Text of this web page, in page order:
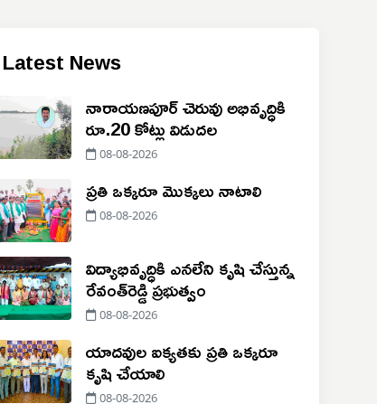
Latest News
నారాయణపూర్ చెరువు అభివృద్ధికి
రూ.20 కోట్లు విడుదల
08-08-2026
ప్రతి ఒక్కరూ మొక్కలు నాటాలి
08-08-2026
విద్యాభివృద్ధికి ఎనలేని కృషి చేస్తున్న
రేవంత్‌రెడ్డి ప్రభుత్వం
08-08-2026
యాదవుల ఐక్యతకు ప్రతి ఒక్కరూ
కృషి చేయాలి
08-08-2026